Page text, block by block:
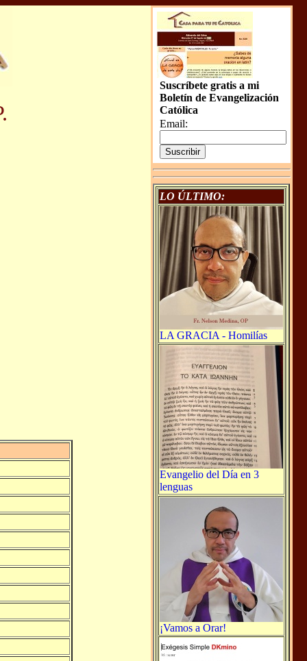
Suscríbete gratis a mi
Boletín de Evangelización
Católica
Email:
LO ÚLTIMO:
LA GRACIA - Homilías
Evangelio del Día en 3
lenguas
¡Vamos a Orar!